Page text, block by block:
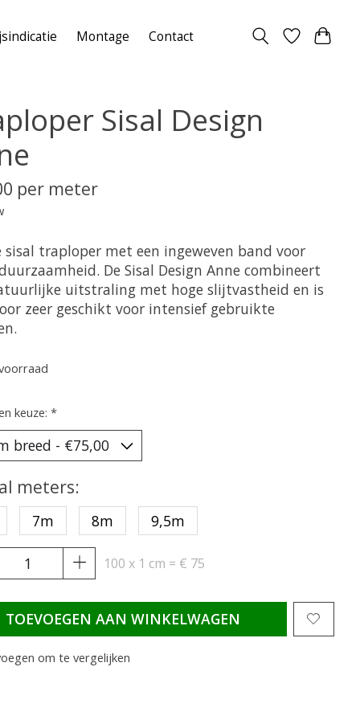
Montage Contact
Sisal Design
per meter
sisal traploper met een ingeweven band voor
De Sisal Design Anne combineert
uitstraling met hoge slijtvastheid en is
zeer geschikt voor intensief gebruikte
keuze: *
meters:
7m 8m 9,5m
100 x 1 cm = € 75
TOEVOEGEN AAN WINKELWAGEN
om te vergelijken